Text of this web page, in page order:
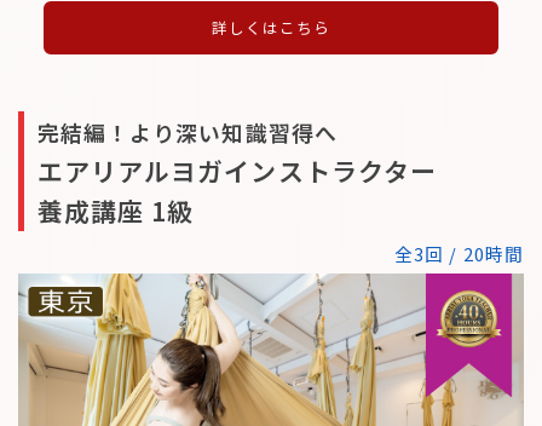
詳しくはこちら
完結編！より深い知識習得へ
エアリアルヨガインストラクター
養成講座 1級
全3回 / 20時間